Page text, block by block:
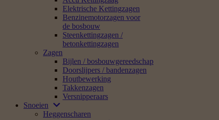
Elektrische Kettingzagen
Benzinemotorzagen voor
de bosbouw
Steenkettingzagen /
betonkettingzagen
Zagen
Bijlen / bosbouwgereedschap
Doorslijpers / bandenzagen
Houtbewerking
Takkenzagen
Versnipperaars
Snoeien
Heggenscharen